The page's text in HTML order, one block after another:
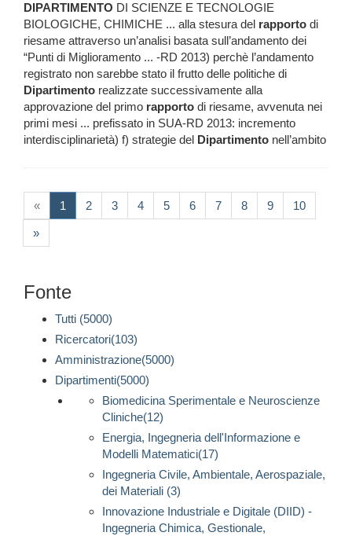
DIPARTIMENTO DI SCIENZE E TECNOLOGIE
BIOLOGICHE, CHIMICHE ... alla stesura del rapporto di
riesame attraverso un’analisi basata sull’andamento dei
“Punti di Miglioramento ... -RD 2013) perchè l’andamento
registrato non sarebbe stato il frutto delle politiche di
Dipartimento realizzate successivamente alla
approvazione del primo rapporto di riesame, avvenuta nei
primi mesi ... prefissato in SUA-RD 2013: incremento
interdisciplinarietà) f) strategie del Dipartimento nell’ambito
« 1 (current)
2 3 4 5 6 7 8 9 10
»
Fonte
Tutti (5000)
Ricercatori(103)
Amministrazione(5000)
Dipartimenti(5000)
Biomedicina Sperimentale e Neuroscienze
Cliniche(12)
Energia, Ingegneria dell'Informazione e
Modelli Matematici(17)
Ingegneria Civile, Ambientale, Aerospaziale,
dei Materiali (3)
Innovazione Industriale e Digitale (DIID) -
Ingegneria Chimica, Gestionale,